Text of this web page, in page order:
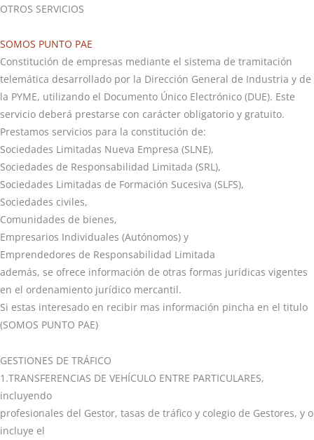
OTROS SERVICIOS
SOMOS PUNTO PAE
Constitución de empresas mediante el sistema de tramitación
telemática desarrollado por la Dirección General de Industria y de
la PYME, utilizando el Documento Único Electrónico (DUE). Este
servicio deberá prestarse con carácter obligatorio y gratuito.
Prestamos servicios para la constitución de:
Sociedades Limitadas Nueva Empresa (SLNE),
Sociedades de Responsabilidad Limitada (SRL),
Sociedades Limitadas de Formación Sucesiva (SLFS),
Sociedades civiles,
Comunidades de bienes,
Empresarios Individuales (Autónomos) y
Emprendedores de Responsabilidad Limitada
además, se ofrece información de otras formas jurídicas vigentes
en el ordenamiento jurídico mercantil.
Si estas interesado en recibir mas información pincha en el titulo
(SOMOS PUNTO PAE)
GESTIONES DE TRÁFICO
1.TRANSFERENCIAS DE VEHÍCULO ENTRE PARTICULARES,
incluyendo
profesionales del Gestor, tasas de tráfico y colegio de Gestores, y o
incluye el